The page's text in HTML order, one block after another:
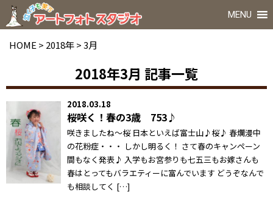
MENU
HOME > 2018年>3月
2018年3月 記事一覧
2018.03.18
桜咲く！春の3歳 753♪
咲きましたね～桜 日本といえば富士山♪桜♪ 春爛漫中
の花粉症・・・ しかし明るく！ さて春のキャンペーン
間もなく発表♪ 入学もお宮参りも七五三もお嫁さんも
春はとってもバラエティーに富んでいます どうぞなんで
も相談してく […]